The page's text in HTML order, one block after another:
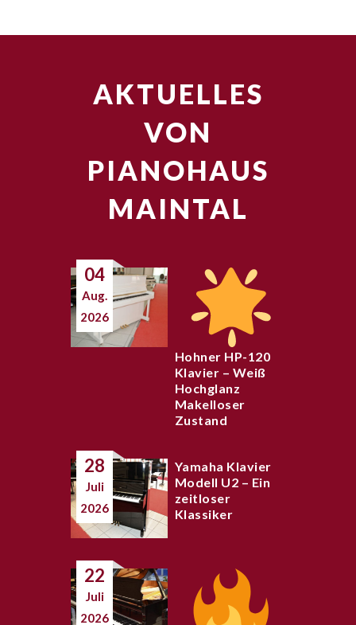
AKTUELLES
VON
PIANOHAUS
MAINTAL
04
Aug.
2026
Hohner HP-120
Klavier – Weiß
Hochglanz
Makelloser
Zustand
28
Juli
2026
Yamaha Klavier
Modell U2 – Ein
zeitloser
Klassiker
22
Juli
2026